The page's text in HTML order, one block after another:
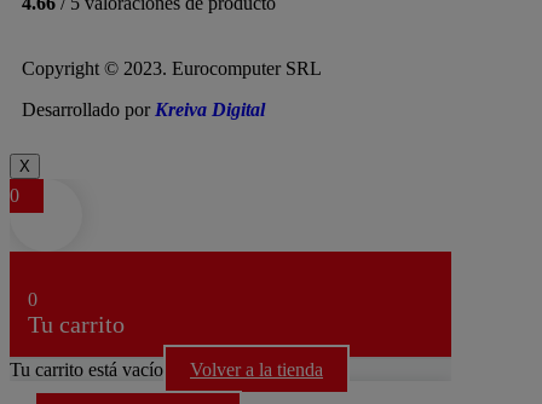
Copyright © 2023. Eurocomputer SRL
Desarrollado porKreiva Digital
X
0
0
Tu carrito
Tu carrito está vacío Volver a la tienda